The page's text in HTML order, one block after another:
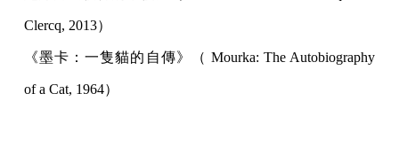
Clercq, 2013）
《墨卡：一隻貓的自傳》（ Mourka: The Autobiography
of a Cat, 1964）